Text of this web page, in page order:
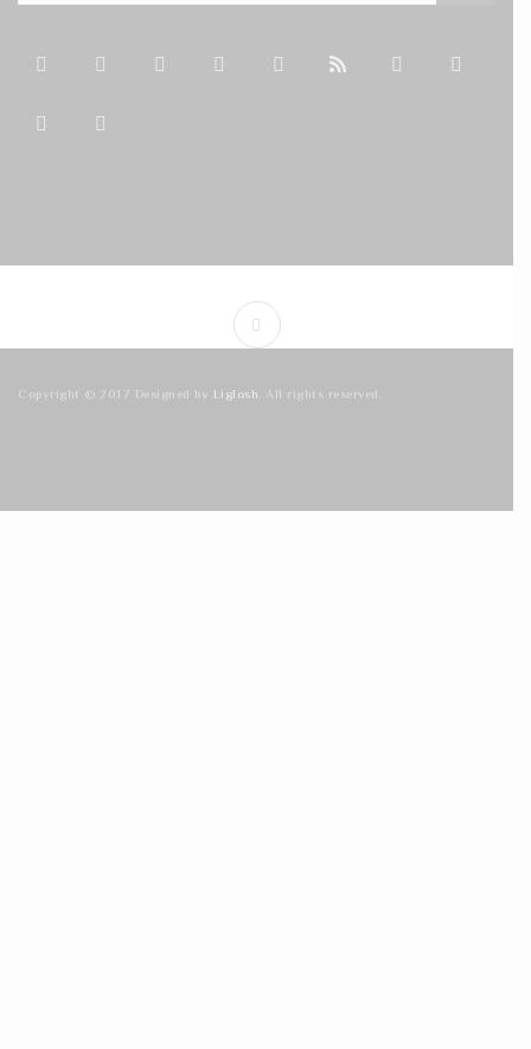
Copyright © 2017 Designed by Liglosh . All rights reserved.